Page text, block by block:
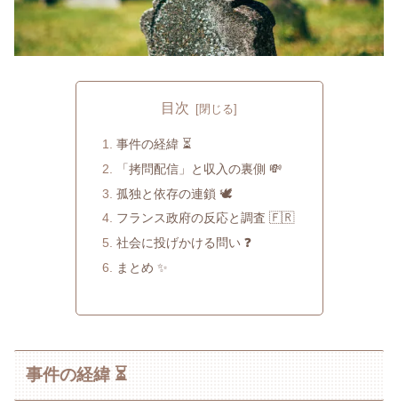
目次
事件の経緯 ⏳
「拷問配信」と収入の裏側 💸
孤独と依存の連鎖 🕊️
フランス政府の反応と調査 🇫🇷
社会に投げかける問い ❓
まとめ ✨
事件の経緯 ⏳